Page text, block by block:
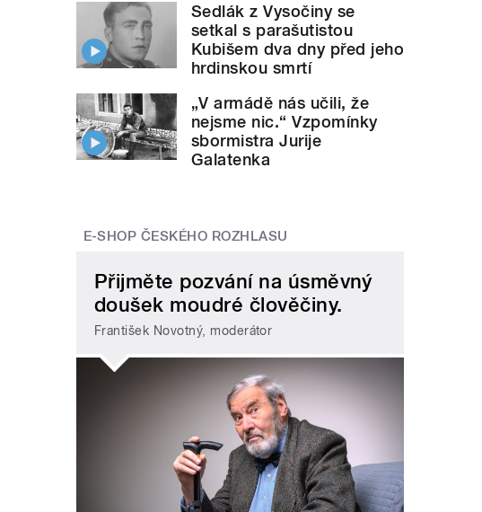
Sedlák z Vysočiny se
setkal s parašutistou
Kubišem dva dny před jeho
hrdinskou smrtí
„V armádě nás učili, že
nejsme nic.“ Vzpomínky
sbormistra Jurije
Galatenka
E-SHOP ČESKÉHO ROZHLASU
Přijměte pozvání na úsměvný
doušek moudré člověčiny.
František Novotný, moderátor